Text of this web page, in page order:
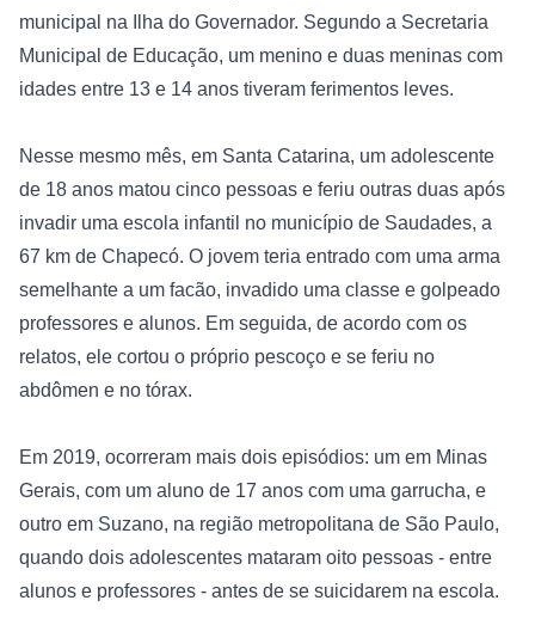
municipal na Ilha do Governador. Segundo a Secretaria
Municipal de Educação, um menino e duas meninas com
idades entre 13 e 14 anos tiveram ferimentos leves.
Nesse mesmo mês, em Santa Catarina, um adolescente
de 18 anos matou cinco pessoas e feriu outras duas após
invadir uma escola infantil no município de Saudades, a
67 km de Chapecó. O jovem teria entrado com uma arma
semelhante a um facão, invadido uma classe e golpeado
professores e alunos. Em seguida, de acordo com os
relatos, ele cortou o próprio pescoço e se feriu no
abdômen e no tórax.
Em 2019, ocorreram mais dois episódios: um em Minas
Gerais, com um aluno de 17 anos com uma garrucha, e
outro em Suzano, na região metropolitana de São Paulo,
quando dois adolescentes mataram oito pessoas - entre
alunos e professores - antes de se suicidarem na escola.